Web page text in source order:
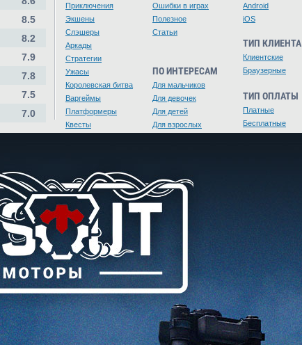
8.5
8.2
7.9
7.8
7.5
7.0
Приключения
Экшены
Слэшеры
Аркады
Стратегии
Ужасы
Королевская битва
Варгеймы
Платформеры
Квесты
Ошибки в играх
Полезное
Статьи
ПО ИНТЕРЕСАМ
Для мальчиков
Для девочек
Для детей
Для взрослых
Android
iOS
ТИП КЛИЕНТА
Клиентские
Браузерные
ТИП ОПЛАТЫ
Платные
Бесплатные